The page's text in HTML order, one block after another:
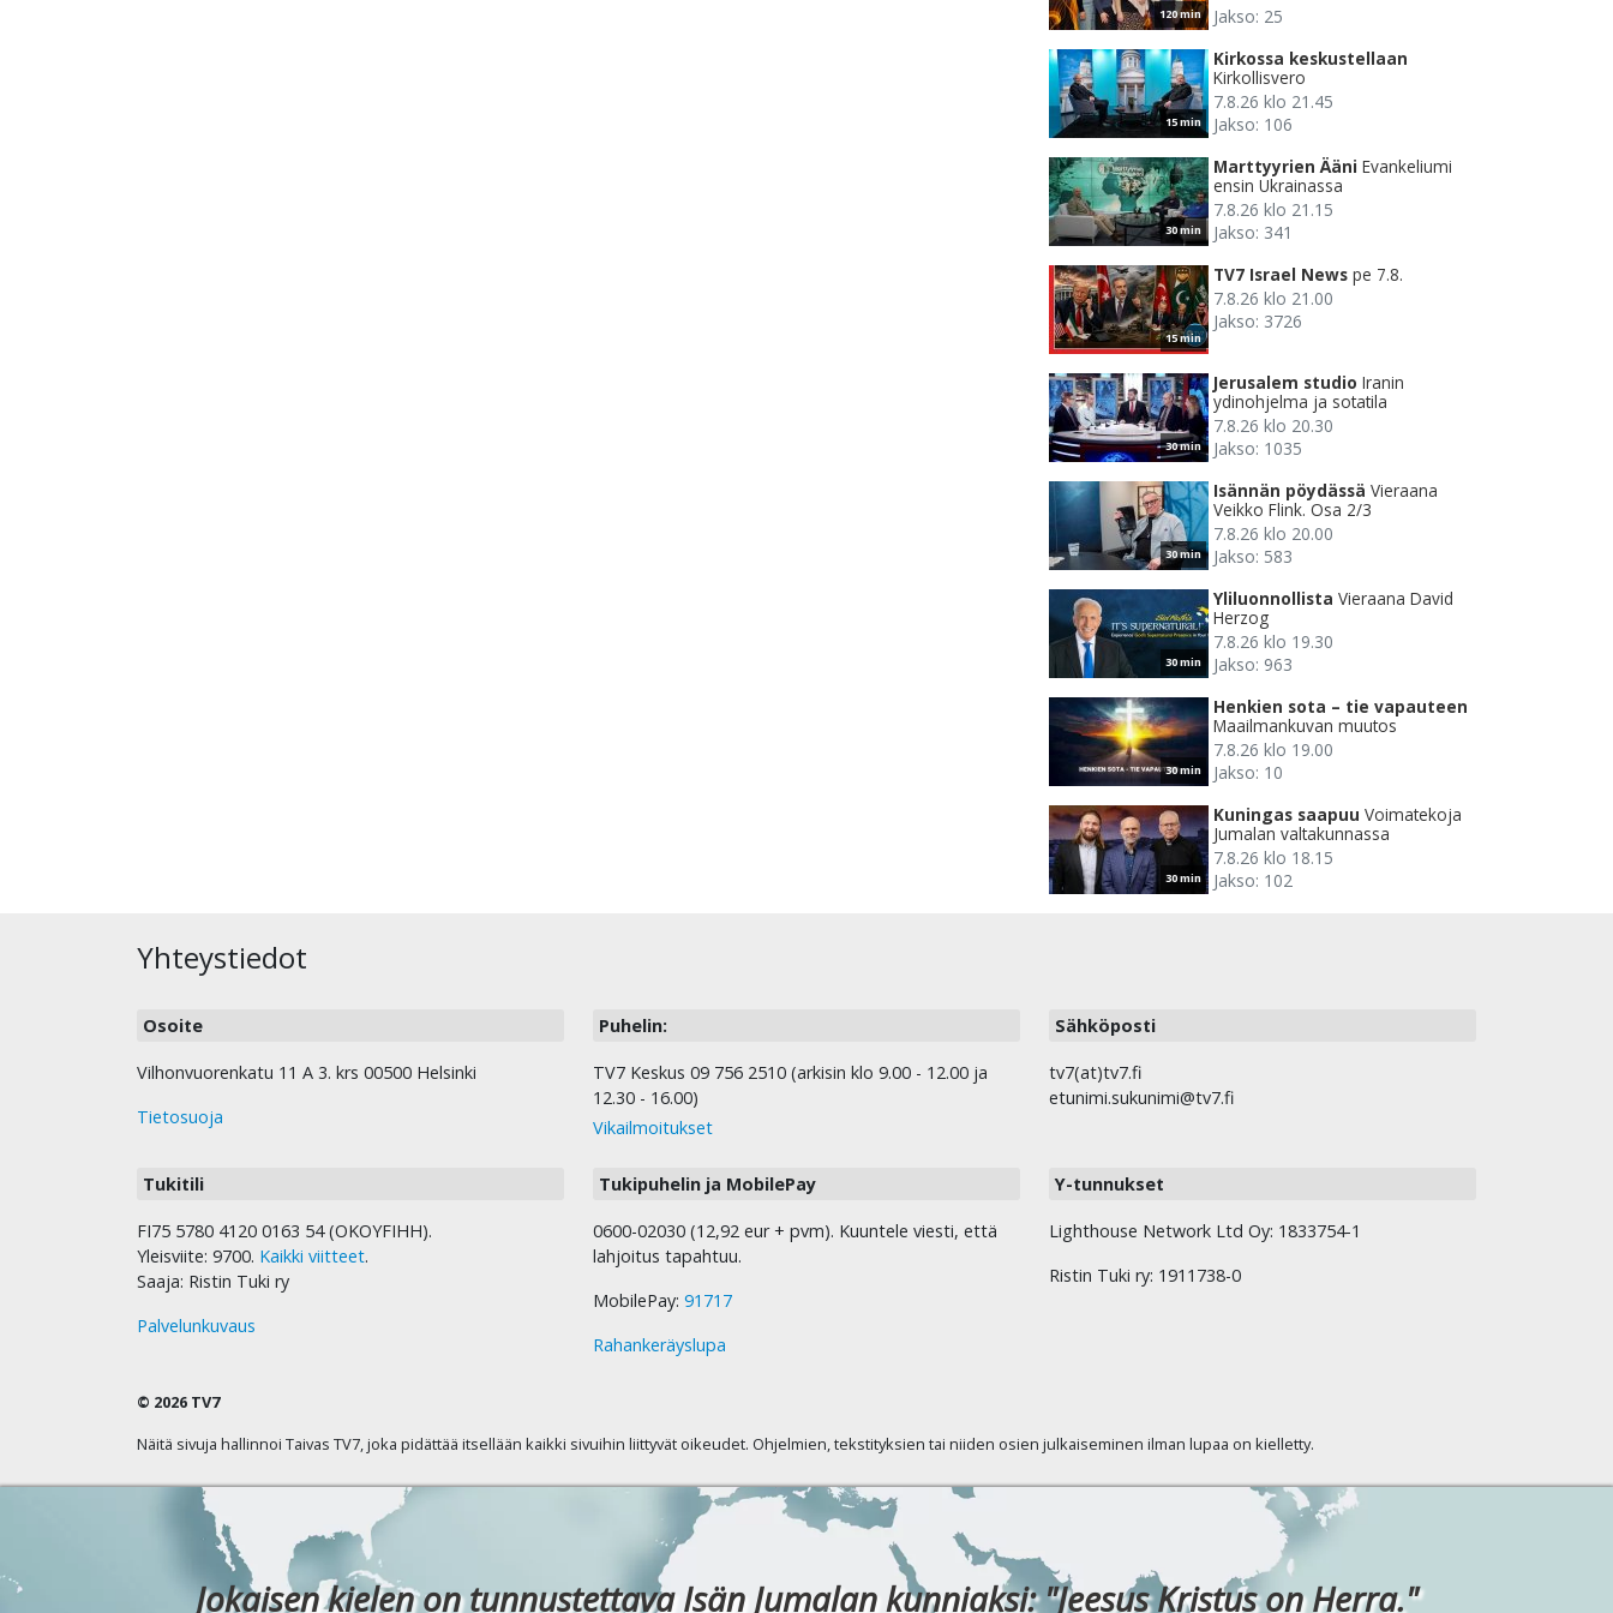
120 min
Jakso: 25
15 min
Kirkossa keskustellaan
Kirkollisvero
7.8.26 klo 21.45
Jakso: 106
30 min
Marttyyrien Ääni Evankeliumi
ensin Ukrainassa
7.8.26 klo 21.15
Jakso: 341
15 min
TV7 Israel News pe 7.8.
7.8.26 klo 21.00
Jakso: 3726
30 min
Jerusalem studio Iranin
ydinohjelma ja sotatila
7.8.26 klo 20.30
Jakso: 1035
30 min
Isännän pöydässä Vieraana
Veikko Flink. Osa 2/3
7.8.26 klo 20.00
Jakso: 583
30 min
Yliluonnollista Vieraana David
Herzog
7.8.26 klo 19.30
Jakso: 963
30 min
Henkien sota – tie vapauteen
Maailmankuvan muutos
7.8.26 klo 19.00
Jakso: 10
30 min
Kuningas saapuu Voimatekoja
Jumalan valtakunnassa
7.8.26 klo 18.15
Jakso: 102
Yhteystiedot
Osoite
Vilhonvuorenkatu 11 A 3. krs 00500 Helsinki
Tietosuoja
Puhelin:
TV7 Keskus 09 756 2510 (arkisin klo 9.00 - 12.00 ja
12.30 - 16.00)
Vikailmoitukset
Sähköposti
tv7(at)tv7.fi
etunimi.sukunimi@tv7.fi
Tukitili
FI75 5780 4120 0163 54 (OKOYFIHH).
Yleisviite: 9700. Kaikki viitteet.
Saaja: Ristin Tuki ry
Palvelunkuvaus
Tukipuhelin ja MobilePay
0600-02030 (12,92 eur + pvm). Kuuntele viesti, että
lahjoitus tapahtuu.
MobilePay: 91717
Rahankeräyslupa
Y-tunnukset
Lighthouse Network Ltd Oy: 1833754-1
Ristin Tuki ry: 1911738-0
© 2026 TV7
Näitä sivuja hallinnoi Taivas TV7, joka pidättää itsellään kaikki sivuihin liittyvät oikeudet. Ohjelmien, tekstityksien tai niiden osien julkaiseminen ilman lupaa on kielletty.
Jokaisen kielen on tunnustettava Isän Jumalan kunniaksi: "Jeesus Kristus on Herra."